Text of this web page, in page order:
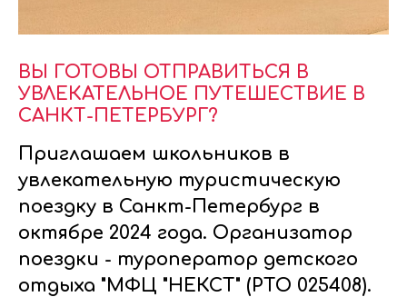
ВЫ ГОТОВЫ ОТПРАВИТЬСЯ В
УВЛЕКАТЕЛЬНОЕ ПУТЕШЕСТВИЕ В
САНКТ-ПЕТЕРБУРГ?
Приглашаем школьников в
увлекательную туристическую
поездку в Санкт-Петербург в
октябре 2024 года. Организатор
поездки - туроператор детского
отдыха "МФЦ "НЕКСТ" (РТО 025408).